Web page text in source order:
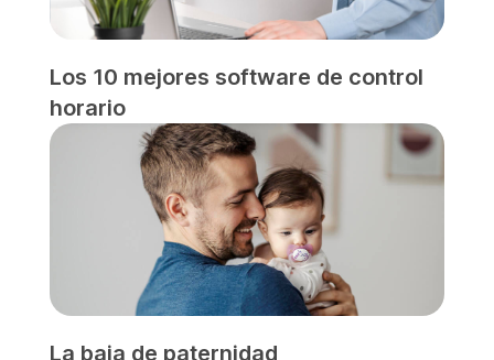
Los 10 mejores software de control
horario
La baja de paternidad